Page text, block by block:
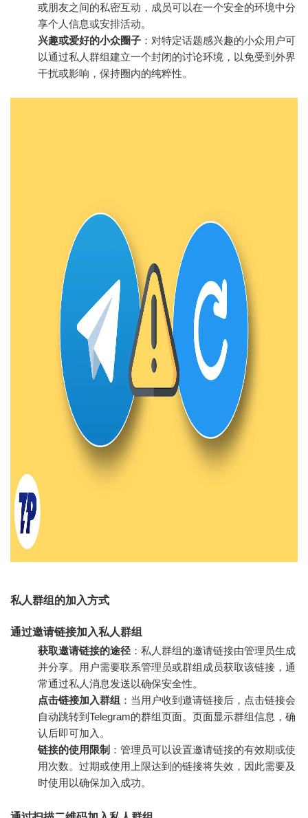
或朋友之间的私密互动，成员可以在一个安全的环境中分
享个人信息或安排活动。
兴趣或爱好的小众圈子 ：对特定话题感兴趣的小众用户可
以通过私人群组建立一个封闭的讨论环境，以免受到外界
干扰或影响，保持圈内的纯粹性。
私人群组的加入方式
通过邀请链接加入私人群组
获取邀请链接的途径 ：私人群组的邀请链接由管理员生成
并分享。用户需要联系管理员或群组成员获取该链接，通
常通过私人消息发送以确保安全性。
点击链接加入群组 ：当用户收到邀请链接后，点击链接会
自动跳转到Telegram的群组页面。页面显示群组信息，确
认后即可加入。
链接的使用限制 ：管理员可以设置邀请链接的有效期或使
用次数。过期或使用上限达到的链接将失效，因此需要及
时使用以确保加入成功。